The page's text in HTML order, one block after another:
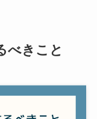
べきこと